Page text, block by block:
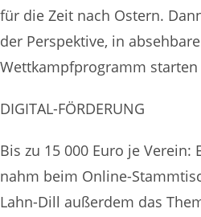
für die Zeit nach Ostern.
der Perspektive, in
Wettkampfprogramm starten
DIGITAL-FÖRDERUNG
Bis zu 15 000 Euro je Verein:
nahm beim Online-
Lahn-Dill außerdem das